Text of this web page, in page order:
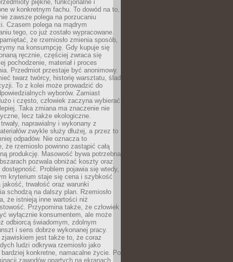
piękne, funkcjonalne i
w konkretnym fachu. To dowód na to,
zawsze polega na porzucaniu
Czasem polega na mądrym
tego, co już zostało wypracowane.
że rzemiosło zmienia sposób,
na konsumpcję. Gdy kupuje się
ręcznie, częściej zwraca się
pochodzenie, materiał i proces
Przedmiot przestaje być anonimowy.
twarz twórcy, historię warsztatu, ślad
To z kolei może prowadzić do
wyborów. Zamiast
i często, człowiek zaczyna wybierać
Taka zmiana ma znaczenie nie
lecz także ekologiczne.
naprawialny i wykonany z
zwykle służy dłużej, a przez to
odpadów. Nie oznacza to
że rzemiosło powinno zastąpić całą
produkcję. Masowość bywa potrzebna
pozwala obniżać koszty oraz
Problem pojawia się wtedy,
kryterium staje się cena i szybkość
jakość, trwałość oraz warunki
schodzą na dalszy plan. Rzemiosło
że istnieją inne wartości niż
Przypomina także, że człowiek
wyłącznie konsumentem, ale może
odbiorcą świadomym, zdolnym
i sens dobrze wykonanej pracy.
zjawiskiem jest także to, że coraz
ludzi odkrywa rzemiosło jako
konkretne, namacalne życie. Po
zawodów opartych na ekranach,